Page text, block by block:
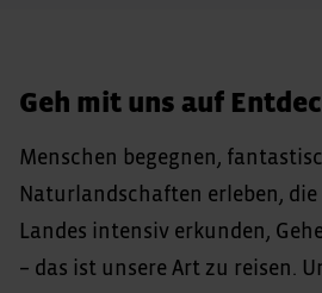
Geh mit uns auf
Menschen begegnen,
Naturlandschaften erleben,
Landes intensiv erkunden,
– das ist unsere Art zu reisen.